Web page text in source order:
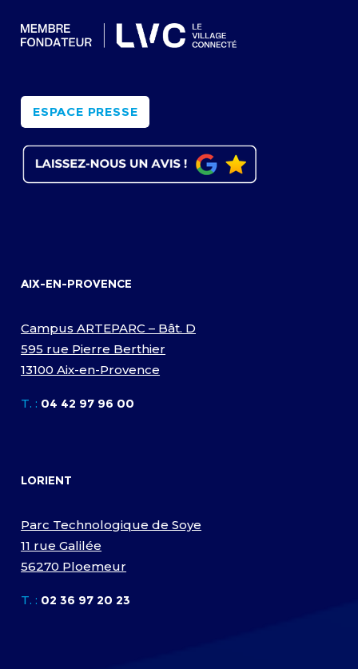
ESPACE PRESSE
AIX-EN-PROVENCE
Campus ARTEPARC – Bât. D
595 rue Pierre Berthier
13100 Aix-en-Provence
T. : 04 42 97 96 00
LORIENT
Parc Technologique de Soye
11 rue Galilée
56270 Ploemeur
T. : 02 36 97 20 23